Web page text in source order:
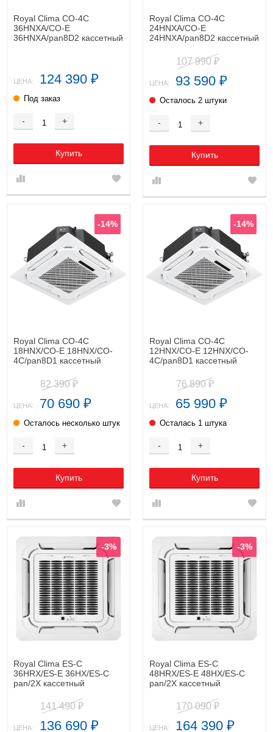
Royal Clima CO-4C
36HNXA/CO-E
36HNXA/pan8D2 кассетный
ЦЕНА: 124 390 ₽
Под заказ
- +
Купить
Royal Clima CO-4C
24HNXA/CO-E
24HNXA/pan8D2 кассетный
107 990 ₽
ЦЕНА: 93 590 ₽
Осталось 2 штуки
- +
Купить
-14%
Royal Clima CO-4C
18HNX/CO-E 18HNX/CO-
4C/pan8D1 кассетный
82 390 ₽
ЦЕНА: 70 690 ₽
Осталось несколько штук
- +
Купить
-14%
Royal Clima CO-4C
12HNX/CO-E 12HNX/CO-
4C/pan8D1 кассетный
76 890 ₽
ЦЕНА: 65 990 ₽
Осталась 1 штука
- +
Купить
-3%
Royal Clima ES-C
36HRX/ES-E 36HX/ES-C
pan/2X кассетный
141 490 ₽
ЦЕНА: 136 690 ₽
-3%
Royal Clima ES-C
48HRX/ES-E 48HX/ES-C
pan/2X кассетный
170 090 ₽
ЦЕНА: 164 390 ₽